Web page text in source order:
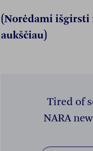
(Norėdami išgirsti
aukščiau)
Tired of
NARA